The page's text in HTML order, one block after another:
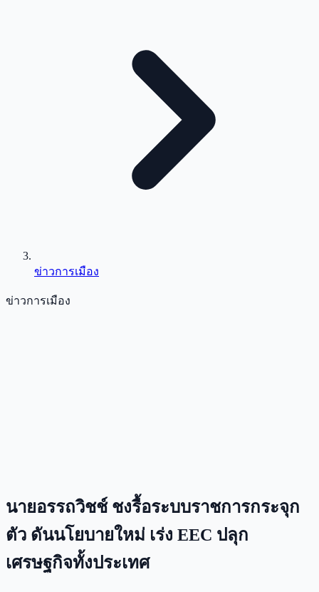
ข่าวการเมือง
ข่าวการเมือง
นายอรรถวิชช์ ชงรื้อระบบราชการกระจุก
ตัว ดันนโยบายใหม่ เร่ง EEC ปลุก
เศรษฐกิจทั้งประเทศ